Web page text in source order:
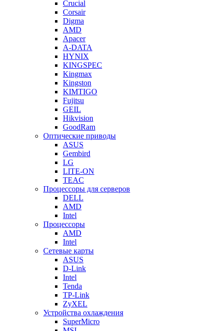
Crucial
Corsair
Digma
AMD
Apacer
A-DATA
HYNIX
KINGSPEC
Kingmax
Kingston
KIMTIGO
Fujitsu
GEIL
Hikvision
GoodRam
Оптические приводы
ASUS
Gembird
LG
LITE-ON
TEAC
Процессоры для серверов
DELL
AMD
Intel
Процессоры
AMD
Intel
Сетевые карты
ASUS
D-Link
Intel
Tenda
TP-Link
ZyXEL
Устройства охлаждения
SuperMicro